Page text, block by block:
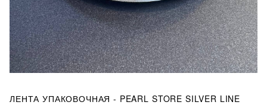
ЛЕНТА УПАКОВОЧНАЯ - PEARL STORE SILVER LINE